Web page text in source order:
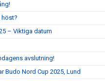
höst?
– Viktiga datum
avslutning!
Budo Nord Cup 2025, Lund